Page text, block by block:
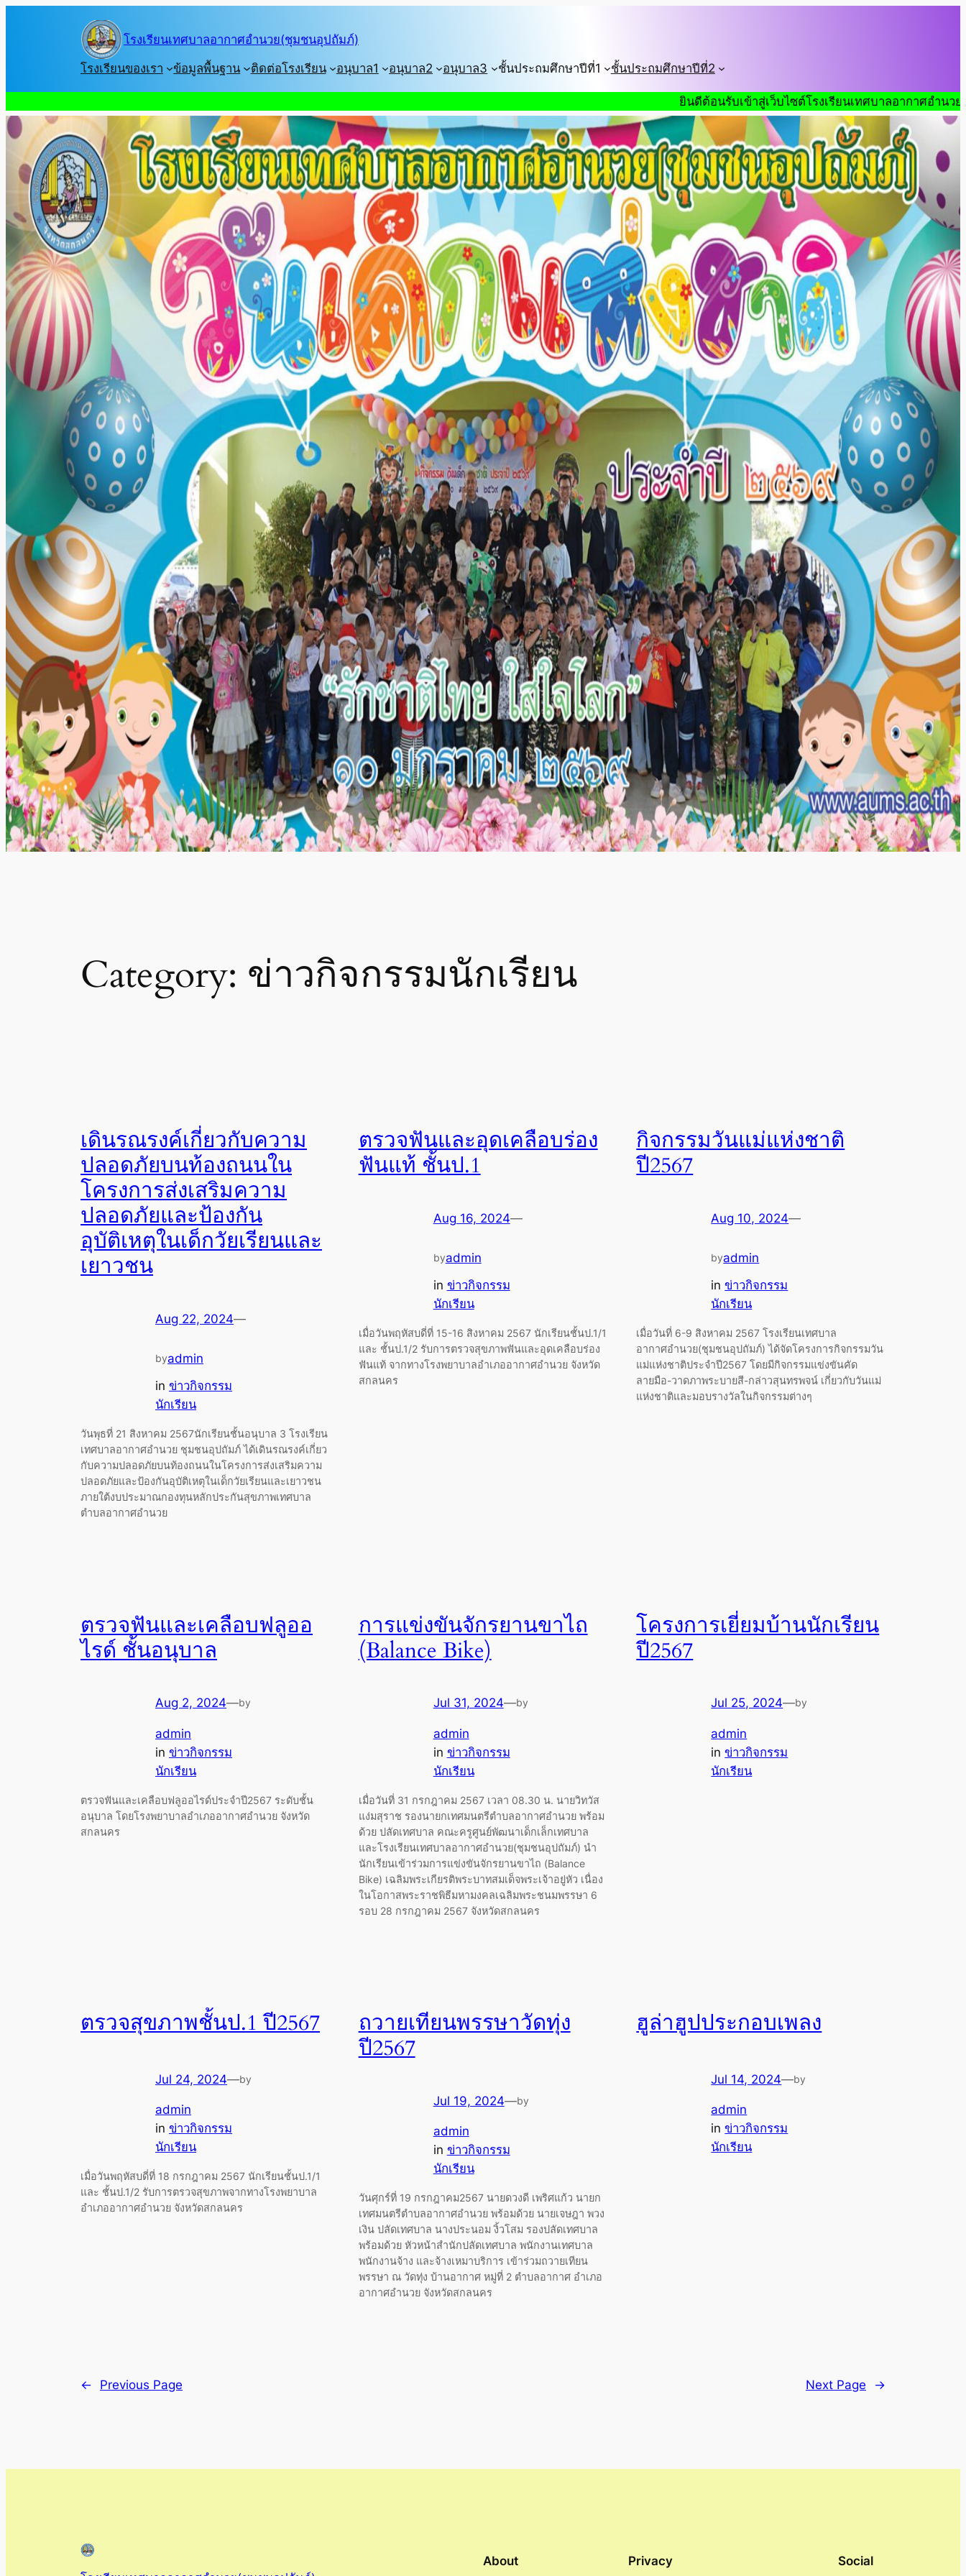
โรงเรียนเทศบาลอากาศอำนวย(ชุมชนอุปถัมภ์)
โรงเรียนของเรา
ข้อมูลพื้นฐาน ติดต่อโรงเรียน อนุบาล1 อนุบาล2 อนุบาล3 ชั้นประถมศึกษาปีที่1 ชั้นประถมศึกษาปีที่2
ยินดีต้อนรับเข้าสู่เว็บไซต์โรงเรียนเทศบาลอากาศอำนวย(ชุมชนอุปถัมภ์
Category: ข่าวกิจกรรมนักเรียน
เดินรณรงค์เกี่ยวกับความ
ปลอดภัยบนท้องถนนใน
โครงการส่งเสริมความ
ปลอดภัยและป้องกัน
อุบัติเหตุในเด็กวัยเรียนและ
เยาวชน
Aug 22, 2024—
byadmin
in ข่าวกิจกรรม
นักเรียน
วันพุธที่ 21 สิงหาคม 2567นักเรียนชั้นอนุบาล 3 โรงเรียน
เทศบาลอากาศอำนวย ชุมชนอุปถัมภ์ ได้เดินรณรงค์เกี่ยว
กับความปลอดภัยบนท้องถนนในโครงการส่งเสริมความ
ปลอดภัยและป้องกันอุบัติเหตุในเด็กวัยเรียนและเยาวชน
ภายใต้งบประมาณกองทุนหลักประกันสุขภาพเทศบาล
ตำบลอากาศอำนวย
ตรวจฟันและอุดเคลือบร่อง
ฟันแท้ ชั้นป.1
Aug 16, 2024—
byadmin
in ข่าวกิจกรรม
นักเรียน
เมื่อวันพฤหัสบดี่ที่ 15-16 สิงหาคม 2567 นักเรียนชั้นป.1/1
และ ชั้นป.1/2 รับการตรวจสุขภาพฟันและอุดเคลือบร่อง
ฟันแท้ จากทางโรงพยาบาลอำเภออากาศอำนวย จังหวัด
สกลนคร
กิจกรรมวันแม่แห่งชาติ
ปี2567
Aug 10, 2024—
byadmin
inข่าวกิจกรรม
นักเรียน
เมื่อวันที่ 6-9 สิงหาคม 2567 โรงเรียนเทศบาล
อากาศอำนวย(ชุมชนอุปถัมภ์) ได้จัดโครงการกิจกรรมวัน
แม่แห่งชาติประจำปี2567 โดยมีกิจกรรมแข่งขันคัด
ลายมือ-วาดภาพระบายสี-กล่าวสุนทรพจน์ เกี่ยวกับวันแม่
แห่งชาติและมอบรางวัลในกิจกรรมต่างๆ
ตรวจฟันและเคลือบฟลูออ
ไรด์ ชั้นอนุบาล
Aug 2, 2024—by
admin
in ข่าวกิจกรรม
นักเรียน
ตรวจฟันและเคลือบฟลูออไรด์ประจำปี2567 ระดับชั้น
อนุบาล โดยโรงพยาบาลอำเภออากาศอำนวย จังหวัด
สกลนคร
การแข่งขันจักรยานขาไถ
(Balance Bike)
Jul 31, 2024—by
admin
in ข่าวกิจกรรม
นักเรียน
เมื่อวันที่ 31 กรกฎาคม 2567 เวลา 08.30 น. นายวิทวัส
แง่มสุราช รองนายกเทศมนตรีตำบลอากาศอำนวย พร้อม
ด้วย ปลัดเทศบาล คณะครูศูนย์พัฒนาเด็กเล็กเทศบาล
และโรงเรียนเทศบาลอากาศอำนวย(ชุมชนอุปถัมภ์) นำ
นักเรียนเข้าร่วมการแข่งขันจักรยานขาไถ (Balance
Bike) เฉลิมพระเกียรติพระบาทสมเด็จพระเจ้าอยู่หัว เนื่อง
ในโอกาสพระราชพิธีมหามงคลเฉลิมพระชนมพรรษา 6
รอบ 28 กรกฎาคม 2567 จังหวัดสกลนคร
โครงการเยี่ยมบ้านนักเรียน
ปี2567
Jul 25, 2024—by
admin
inข่าวกิจกรรม
นักเรียน
ตรวจสุขภาพชั้นป.1 ปี2567
Jul 24, 2024—by
admin
in ข่าวกิจกรรม
นักเรียน
เมื่อวันพฤหัสบดี่ที่ 18 กรกฎาคม 2567 นักเรียนชั้นป.1/1
และ ชั้นป.1/2 รับการตรวจสุขภาพจากทางโรงพยาบาล
อำเภออากาศอำนวย จังหวัดสกลนคร
ถวายเทียนพรรษาวัดทุ่ง
ปี2567
Jul 19, 2024—by
admin
in ข่าวกิจกรรม
นักเรียน
วันศุกร์ที่ 19 กรกฎาคม2567 นายดวงดี เพริศแก้ว นายก
เทศมนตรีตำบลอากาศอำนวย พร้อมด้วย นายเจษฎา พวง
เงิน ปลัดเทศบาล นางประนอม งิ้วโสม รองปลัดเทศบาล
พร้อมด้วย หัวหน้าสำนักปลัดเทศบาล พนักงานเทศบาล
พนักงานจ้าง และจ้างเหมาบริการ เข้าร่วมถวายเทียน
พรรษา ณ วัดทุ่ง บ้านอากาศ หมู่ที่ 2 ตำบลอากาศ อำเภอ
อากาศอำนวย จังหวัดสกลนคร
ฮูล่าฮูปประกอบเพลง
Jul 14, 2024—by
admin
inข่าวกิจกรรม
นักเรียน
← Previous Page Next Page →
About Privacy Social